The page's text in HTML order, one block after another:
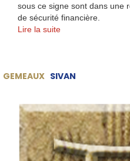
sous ce signe sont dans une
de sécurité financière.
Lire la suite
GEMEAUX SIVAN